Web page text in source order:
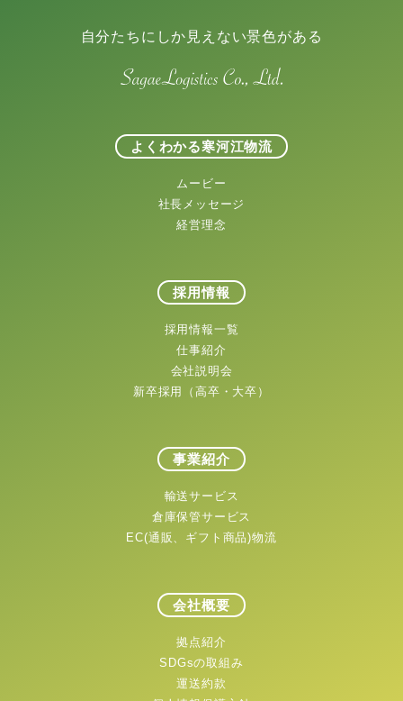
自分たちにしか見えない景色がある
よくわかる寒河江物流
ムービー
社長メッセージ
経営理念
採用情報
採用情報一覧
仕事紹介
会社説明会
新卒採用（高卒・大卒）
事業紹介
輸送サービス
倉庫保管サービス
EC(通販、ギフト商品)物流
会社概要
拠点紹介
SDGsの取組み
運送約款